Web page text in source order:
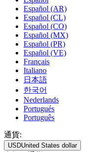
Español (AR)
Español (CL)
Español (CO)
Español (MX)
Español (PR)
Español (VE)
Français
Italiano
日本語
한국어
Nederlands
Portugués
Português
通貨:
USDUnited States dollar